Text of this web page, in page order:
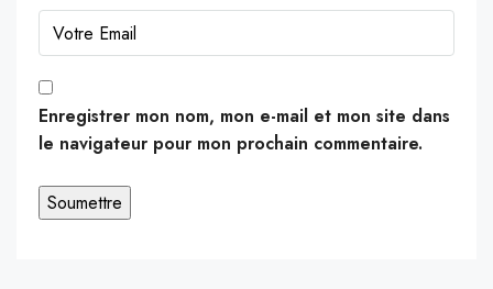
Enregistrer mon nom, mon e-mail et mon site dans
le navigateur pour mon prochain commentaire.